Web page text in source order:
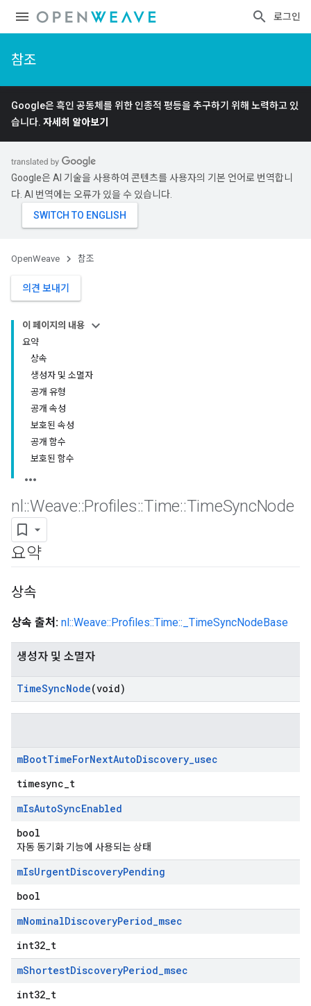
로그인
참조
Google은 흑인 공동체를 위한 인종적 평등을 추구하기 위해 노력하고 있
습니다. 자세히 알아보기
Google은 AI 기술을 사용하여 콘텐츠를 사용자의 기본 언어로 번역합니
다. AI 번역에는 오류가 있을 수 있습니다.
OpenWeave 참조
의견 보내기
이 페이지의 내용
요약
상속
생성자 및 소멸자
공개 유형
공개 속성
보호된 속성
공개 함수
보호된 함수
nl ::Weave::Profiles::Time::TimeSyncNode
요약
상속
상속 출처: nl::Weave::Profiles::Time::_TimeSyncNodeBase
생성자 및 소멸자
TimeSyncNode(void)
mBootTimeForNextAutoDiscovery_usec
timesync_t
mIsAutoSyncEnabled
bool
자동 동기화 기능에 사용되는 상태
mIsUrgentDiscoveryPending
bool
mNominalDiscoveryPeriod_msec
int32_t
mShortestDiscoveryPeriod_msec
int32_t